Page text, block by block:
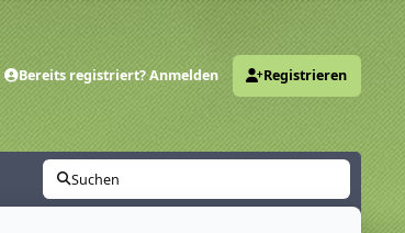
Bereits registriert? Anmelden Registrieren
Suchen